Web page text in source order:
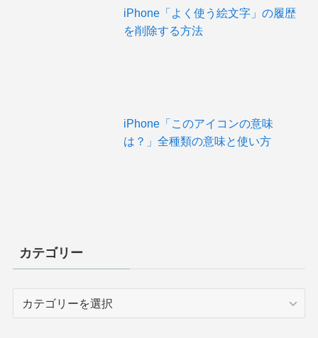
iPhone「よく使う絵文字」の履歴
を削除する方法
iPhone「このアイコンの意味
は？」全種類の意味と使い方
カテゴリー